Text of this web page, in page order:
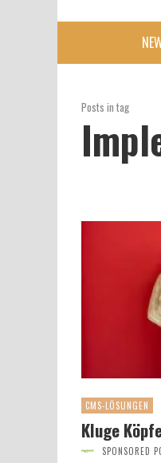
Posts in tag
CMS-LÖSUNGEN
Kluge
SPONSORED